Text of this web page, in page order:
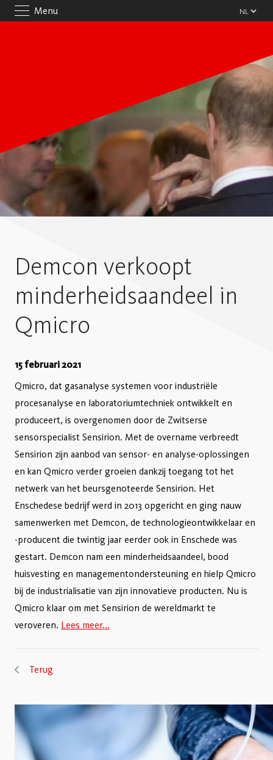
Menu
Demcon verkoopt
minderheidsaandeel in
Qmicro
15 februari 2021
Qmicro, dat gasanalyse systemen voor industriële
procesanalyse en laboratoriumtechniek ontwikkelt en
produceert, is overgenomen door de Zwitserse
sensorspecialist Sensirion. Met de overname verbreedt
Sensirion zijn aanbod van sensor- en analyse-oplossingen
en kan Qmicro verder groeien dankzij toegang tot het
netwerk van het beursgenoteerde Sensirion. Het
Enschedese bedrijf werd in 2013 opgericht en ging nauw
samenwerken met Demcon, de technologieontwikkelaar en
-producent die twintig jaar eerder ook in Enschede was
gestart. Demcon nam een minderheidsaandeel, bood
huisvesting en managementondersteuning en hielp Qmicro
bij de industrialisatie van zijn innovatieve producten. Nu is
Qmicro klaar om met Sensirion de wereldmarkt te
veroveren. Lees meer...
Terug